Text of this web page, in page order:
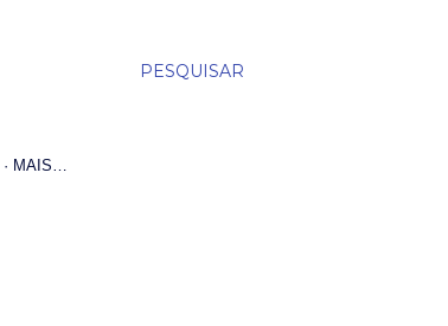
PESQUISAR
MAIS…